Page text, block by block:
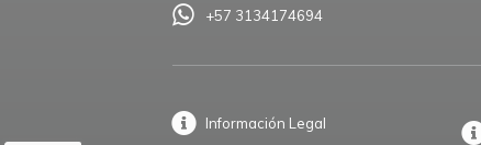
+57 3134174694
Información Legal